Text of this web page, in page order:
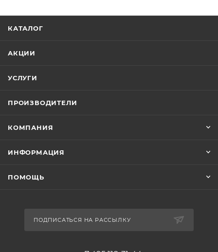
КАТАЛОГ
АКЦИИ
УСЛУГИ
ПРОИЗВОДИТЕЛИ
КОМПАНИЯ
ИНФОРМАЦИЯ
ПОМОЩЬ
ПОДПИСАТЬСЯ НА РАССЫЛКУ